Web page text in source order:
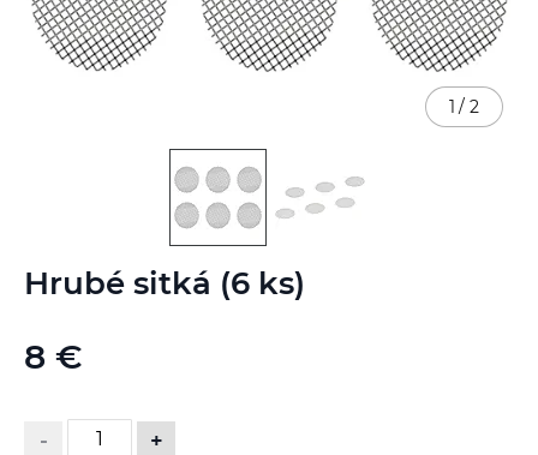
Hrubé sitká (6 ks)
8 €
- +
1 / 2
na
obrázkov